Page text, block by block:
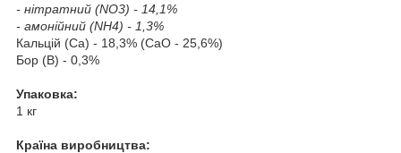
- нітратний (NO3) - 14,1%
- амонійний (NH4) - 1,3%
Кальцiй (Ca) - 18,3% (CaO - 25,6%)
Бор (B) - 0,3%
Упаковка:
1 кг
Країна виробництва: